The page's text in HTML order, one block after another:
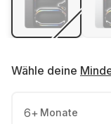
Wähle deine
6+ Monate